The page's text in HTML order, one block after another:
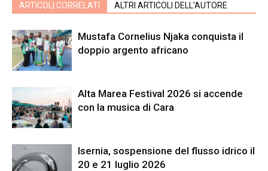
ARTICOLI CORRELATI ALTRI ARTICOLI DELL'AUTORE
Mustafa Cornelius Njaka conquista il
doppio argento africano
Alta Marea Festival 2026 si accende
con la musica di Cara
Isernia, sospensione del flusso idrico il
20 e 21 luglio 2026